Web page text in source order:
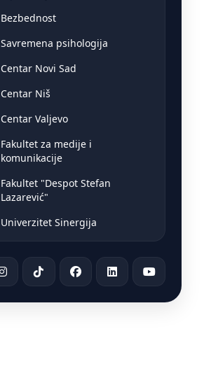
Bezbednost
Savremena psihologija
Centar Novi Sad
Centar Niš
Centar Valjevo
Fakultet za medije i
komunikacije
Fakultet "Despot Stefan
Lazarević"
Univerzitet Sinergija